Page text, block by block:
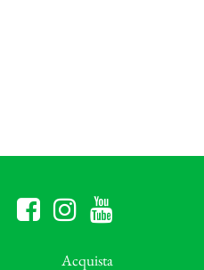
Acquista